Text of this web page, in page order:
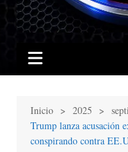
Inicio 2025
Trump lanza acusación
conspirando contra